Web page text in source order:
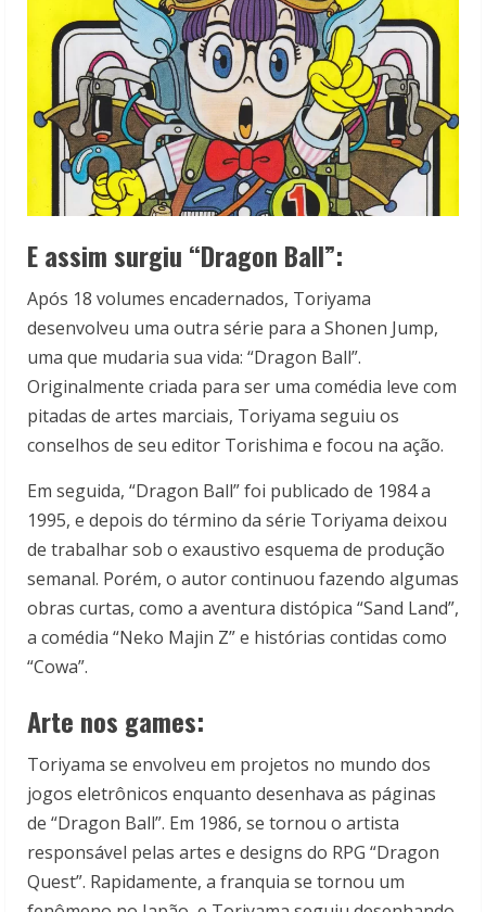
E assim surgiu “Dragon Ball”:
Após 18 volumes encadernados, Toriyama
desenvolveu uma outra série para a Shonen Jump,
uma que mudaria sua vida: “Dragon Ball”.
Originalmente criada para ser uma comédia leve com
pitadas de artes marciais, Toriyama seguiu os
conselhos de seu editor Torishima e focou na ação.
Em seguida, “Dragon Ball” foi publicado de 1984 a
1995, e depois do término da série Toriyama deixou
de trabalhar sob o exaustivo esquema de produção
semanal. Porém, o autor continuou fazendo algumas
obras curtas, como a aventura distópica “Sand Land”,
a comédia “Neko Majin Z” e histórias contidas como
“Cowa”.
Arte nos games:
Toriyama se envolveu em projetos no mundo dos
jogos eletrônicos enquanto desenhava as páginas
de “Dragon Ball”. Em 1986, se tornou o artista
responsável pelas artes e designs do RPG “Dragon
Quest”. Rapidamente, a franquia se tornou um